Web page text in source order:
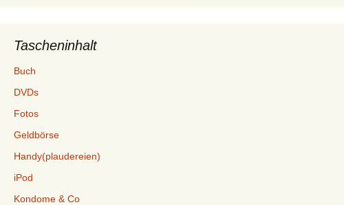
Tascheninhalt
Buch
DVDs
Fotos
Geldbörse
Handy(plaudereien)
iPod
Kondome & Co